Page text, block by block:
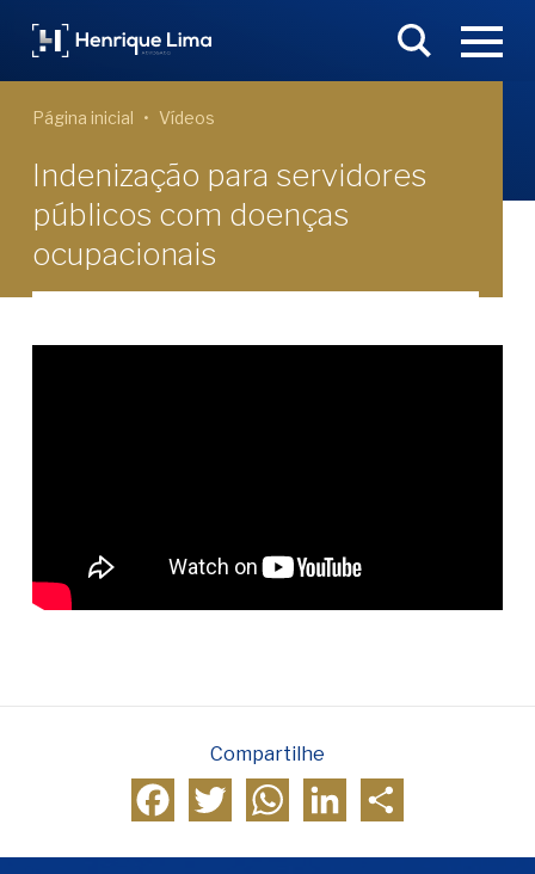
Página inicial Vídeos
Indenização para servidores
públicos com doenças
ocupacionais
Compartilhe
FacebookTwitter WhatsAppLinkedIn